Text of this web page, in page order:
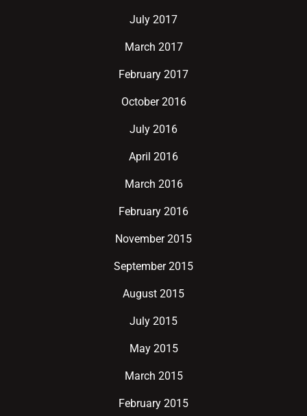
July 2017
March 2017
February 2017
October 2016
July 2016
April 2016
March 2016
February 2016
November 2015
September 2015
August 2015
July 2015
May 2015
March 2015
February 2015